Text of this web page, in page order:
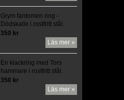
Grym fantomen ring -
Dödskalle i rostfritt stål.
350 kr
Läs mer »
En klackring med Tors
hammare i rostfritt stål.
350 kr
Läs mer »